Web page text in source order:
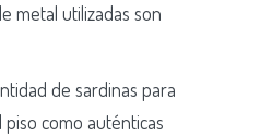
metal utilizadas son
de sardinas para
como auténticas